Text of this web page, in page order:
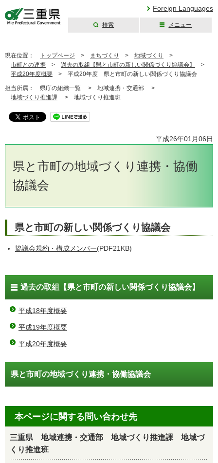
Foreign Languages
検索 メニュー
現在位置： トップページ > まちづくり > 地域づくり
>
市町との連携 > 過去の取組【県と市町の新しい関係づくり協議会】
>
平成20年度概要 > 平成20年度 県と市町の新しい関係づくり協議会
担当所属： 県庁の組織一覧 > 地域連携・交通部 >
地域づくり推進課 > 地域づくり推進班
平成26年01月06日
県と市町の地域づくり連携・協働
協議会
県と市町の新しい関係づくり協議会
協議会規約・構成メンバー(PDF21KB)
過去の取組【県と市町の新しい関係づくり協議会】
平成18年度概要
平成19年度概要
平成20年度概要
県と市町の地域づくり連携・協働協議会
本ページに関する問い合わせ先
三重県 地域連携・交通部 地域づくり推進課 地域づ
くり推進班